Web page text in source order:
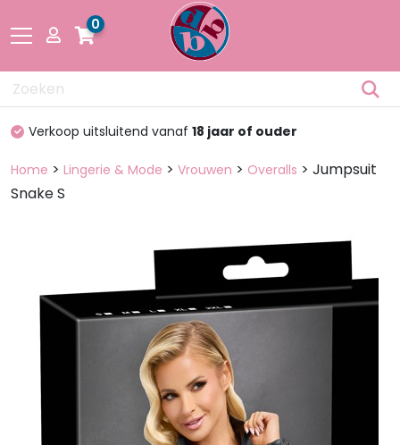
Drogisterij
Pakketten
en dozen
Plezier &
0
100%discreet verpakt
Home > Lingerie & Mode > Vrouwen > Overalls > Jumpsuit
Snake S